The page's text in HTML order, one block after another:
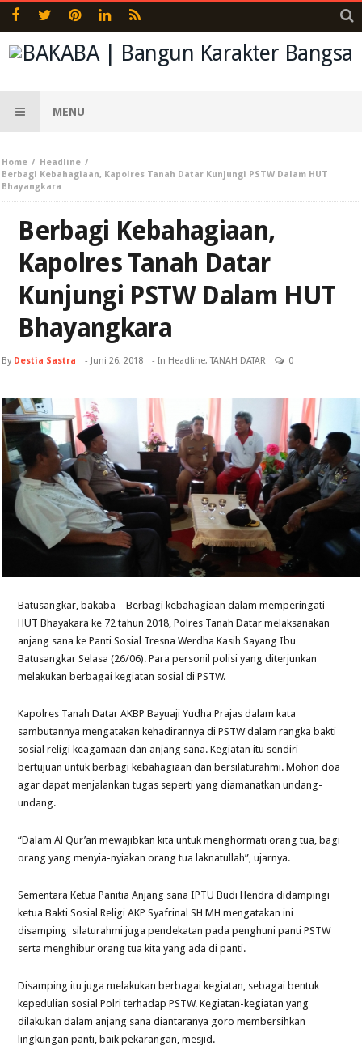
MENU
Home
Headline
Berbagi Kebahagiaan, Kapolres Tanah Datar Kunjungi PSTW Dalam HUT
Bhayangkara
Berbagi Kebahagiaan,
Kapolres Tanah Datar
Kunjungi PSTW Dalam HUT
Bhayangkara
By Destia Sastra - Juni 26, 2018 - In Headline,TANAH DATAR 0
Batusangkar, bakaba – Berbagi kebahagiaan dalam memperingati
HUT Bhayakara ke 72 tahun 2018, Polres Tanah Datar melaksanakan
anjang sana ke Panti Sosial Tresna Werdha Kasih Sayang Ibu
Batusangkar Selasa (26/06). Para personil polisi yang diterjunkan
melakukan berbagai kegiatan sosial di PSTW.
Kapolres Tanah Datar AKBP Bayuaji Yudha Prajas dalam kata
sambutannya mengatakan kehadirannya di PSTW dalam rangka bakti
sosial religi keagamaan dan anjang sana. Kegiatan itu sendiri
bertujuan untuk berbagi kebahagiaan dan bersilaturahmi. Mohon doa
agar dapat menjalankan tugas seperti yang diamanatkan undang-
undang.
“Dalam Al Qur’an mewajibkan kita untuk menghormati orang tua, bagi
orang yang menyia-nyiakan orang tua laknatullah”, ujarnya.
Sementara Ketua Panitia Anjang sana IPTU Budi Hendra didampingi
ketua Bakti Sosial Religi AKP Syafrinal SH MH mengatakan ini
disamping silaturahmi juga pendekatan pada penghuni panti PSTW
serta menghibur orang tua kita yang ada di panti.
Disamping itu juga melakukan berbagai kegiatan, sebagai bentuk
kepedulian sosial Polri terhadap PSTW. Kegiatan-kegiatan yang
dilakukan dalam anjang sana diantaranya goro membersihkan
lingkungan panti, baik pekarangan, mesjid.